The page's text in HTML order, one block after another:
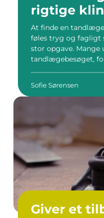
rigtige
At finde en
føles tryg og fagligt
stor opgave.
tandlægebesøget,
Sofie Sørensen
Giver et